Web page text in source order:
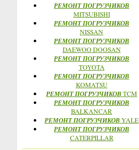
РЕМОНТ ПОГРУЗЧИКОВ
MITSUBISHI
РЕМОНТ ПОГРУЗЧИКОВ
NISSAN
РЕМОНТ ПОГРУЗЧИКОВ
DAEWOO DOOSAN
РЕМОНТ ПОГРУЗЧИКОВ
TOYOTA
РЕМОНТ ПОГРУЗЧИКОВ
KOMATSU
РЕМОНТ ПОГРУЗЧИКОВTCM
РЕМОНТ ПОГРУЗЧИКОВ
BALKANCAR
РЕМОНТ ПОГРУЗЧИКОВYALE
РЕМОНТ ПОГРУЗЧИКОВ
CATERPILLAR